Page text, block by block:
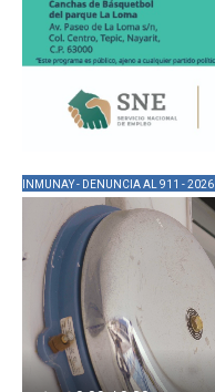
INMUNAY - DENUNCIA AL 911 - 2026